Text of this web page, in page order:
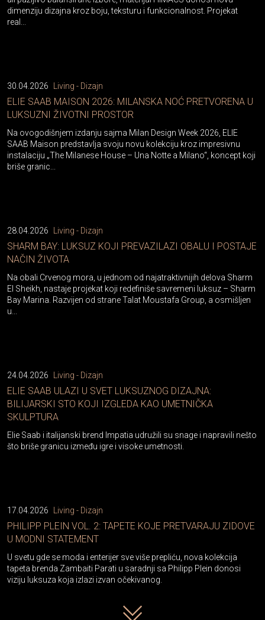
dimenziju dizajna kroz boju, teksturu i funkcionalnost. Projekat
real...
30.04.2026 Living - Dizajn
ELIE SAAB MAISON 2026: MILANSKA NOĆ PRETVORENA U
LUKSUZNI ŽIVOTNI PROSTOR
Na ovogodišnjem izdanju sajma Milan Design Week 2026, ELIE
SAAB Maison predstavlja svoju novu kolekciju kroz impresivnu
instalaciju „The Milanese House – Una Notte a Milano“, koncept koji
briše granic...
28.04.2026 Living - Dizajn
SHARM BAY: LUKSUZ KOJI PREVAZILAZI OBALU I POSTAJE
NAČIN ŽIVOTA
Na obali Crvenog mora, u jednom od najatraktivnijih delova Sharm
El Sheikh, nastaje projekat koji redefiniše savremeni luksuz – Sharm
Bay Marina. Razvijen od strane Talat Moustafa Group, a osmišljen
u...
24.04.2026 Living - Dizajn
ELIE SAAB ULAZI U SVET LUKSUZNOG DIZAJNA:
BILIJARSKI STO KOJI IZGLEDA KAO UMETNIČKA
SKULPTURA
Elie Saab i italijanski brend Impatia udružili su snage i napravili nešto
što briše granicu između igre i visoke umetnosti.
17.04.2026 Living - Dizajn
PHILIPP PLEIN VOL. 2: TAPETE KOJE PRETVARAJU ZIDOVE
U MODNI STATEMENT
U svetu gde se moda i enterijer sve više prepliću, nova kolekcija
tapeta brenda Zambaiti Parati u saradnji sa Philipp Plein donosi
viziju luksuza koja izlazi izvan očekivanog.